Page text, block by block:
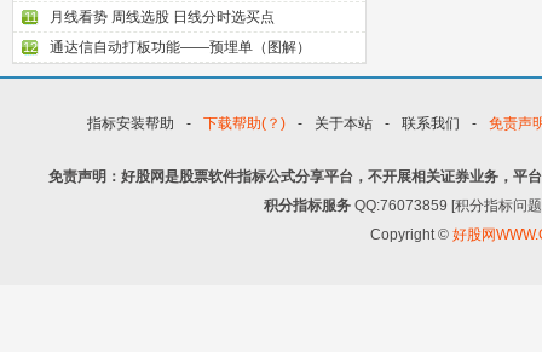
11 月线看势 周线选股 日线分时选买点
12 通达信自动打板功能——预埋单（图解）
指标安装帮助 - 下载帮助(？) - 关于本站 - 联系我们 - 免责声
免责声明：好股网是股票软件指标公式分享平台，不开展相关证券业务，平
积分指标服务 QQ:76073859 [积分指标问
Copyright © 好股网